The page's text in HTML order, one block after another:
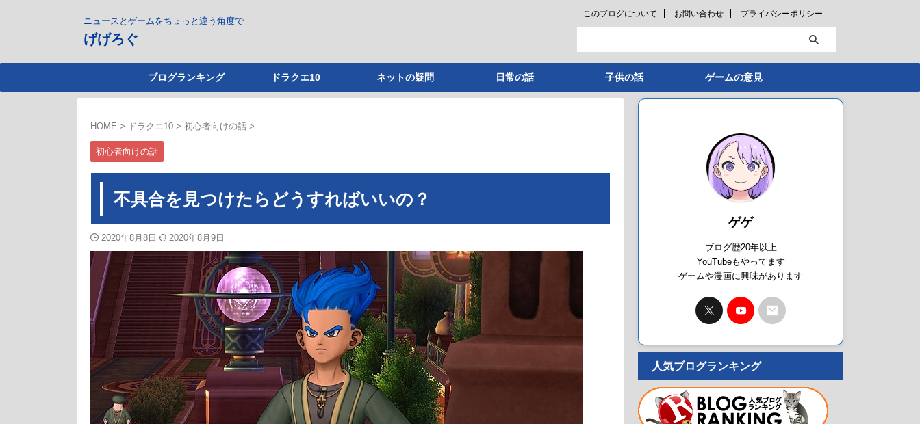
ニュースとゲームをちょっと違う角度で
げげろぐ
このブログについて お問い合わせ プライバシーポリシー
ブログランキング ドラクエ10 ネットの疑問 日常の話 子供の話 ゲームの意見
HOME > ドラクエ10 > 初心者向けの話 >
初心者向けの話
不具合を見つけたらどうすればいいの？
2020年8月8日 2020年8月9日
ゲゲ
ブログ歴20年以上
YouTubeもやってます
ゲームや漫画に興味があります
人気ブログランキング